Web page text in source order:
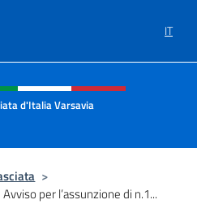
IT
social e menù
d'Italia Varsavia
>
per l’assunzione di n.1...